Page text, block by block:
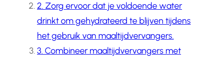
2. Zorg ervoor dat je voldoende water
drinkt om gehydrateerd te blijven tijdens
het gebruik van maaltijdvervangers.
3. Combineer maaltijdvervangers met